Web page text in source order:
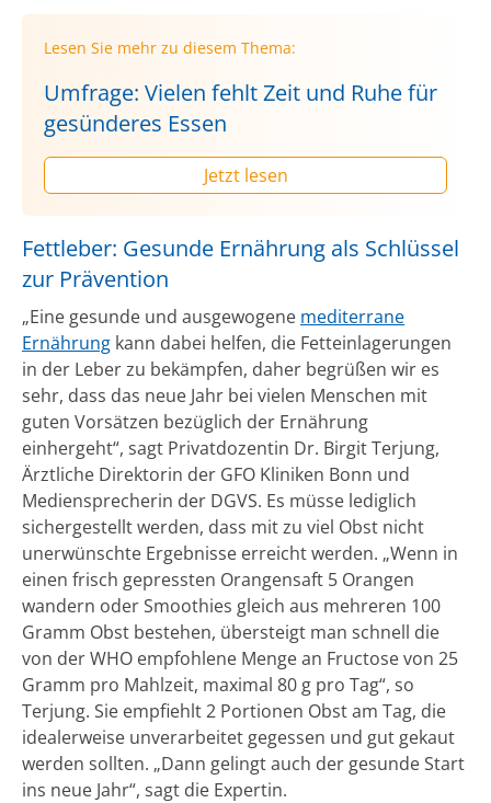
Lesen Sie mehr zu diesem Thema:
Umfrage: Vielen fehlt Zeit und Ruhe für
gesünderes Essen
Jetzt lesen
Fettleber: Gesunde Ernährung als Schlüssel
zur Prävention
„Eine gesunde und ausgewogene mediterrane
Ernährung kann dabei helfen, die Fetteinlagerungen
in der Leber zu bekämpfen, daher begrüßen wir es
sehr, dass das neue Jahr bei vielen Menschen mit
guten Vorsätzen bezüglich der Ernährung
einhergeht“, sagt Privatdozentin Dr. Birgit Terjung,
Ärztliche Direktorin der GFO Kliniken Bonn und
Mediensprecherin der DGVS. Es müsse lediglich
sichergestellt werden, dass mit zu viel Obst nicht
unerwünschte Ergebnisse erreicht werden. „Wenn in
einen frisch gepressten Orangensaft 5 Orangen
wandern oder Smoothies gleich aus mehreren 100
Gramm Obst bestehen, übersteigt man schnell die
von der WHO empfohlene Menge an Fructose von 25
Gramm pro Mahlzeit, maximal 80 g pro Tag“, so
Terjung. Sie empfiehlt 2 Portionen Obst am Tag, die
idealerweise unverarbeitet gegessen und gut gekaut
werden sollten. „Dann gelingt auch der gesunde Start
ins neue Jahr“, sagt die Expertin.